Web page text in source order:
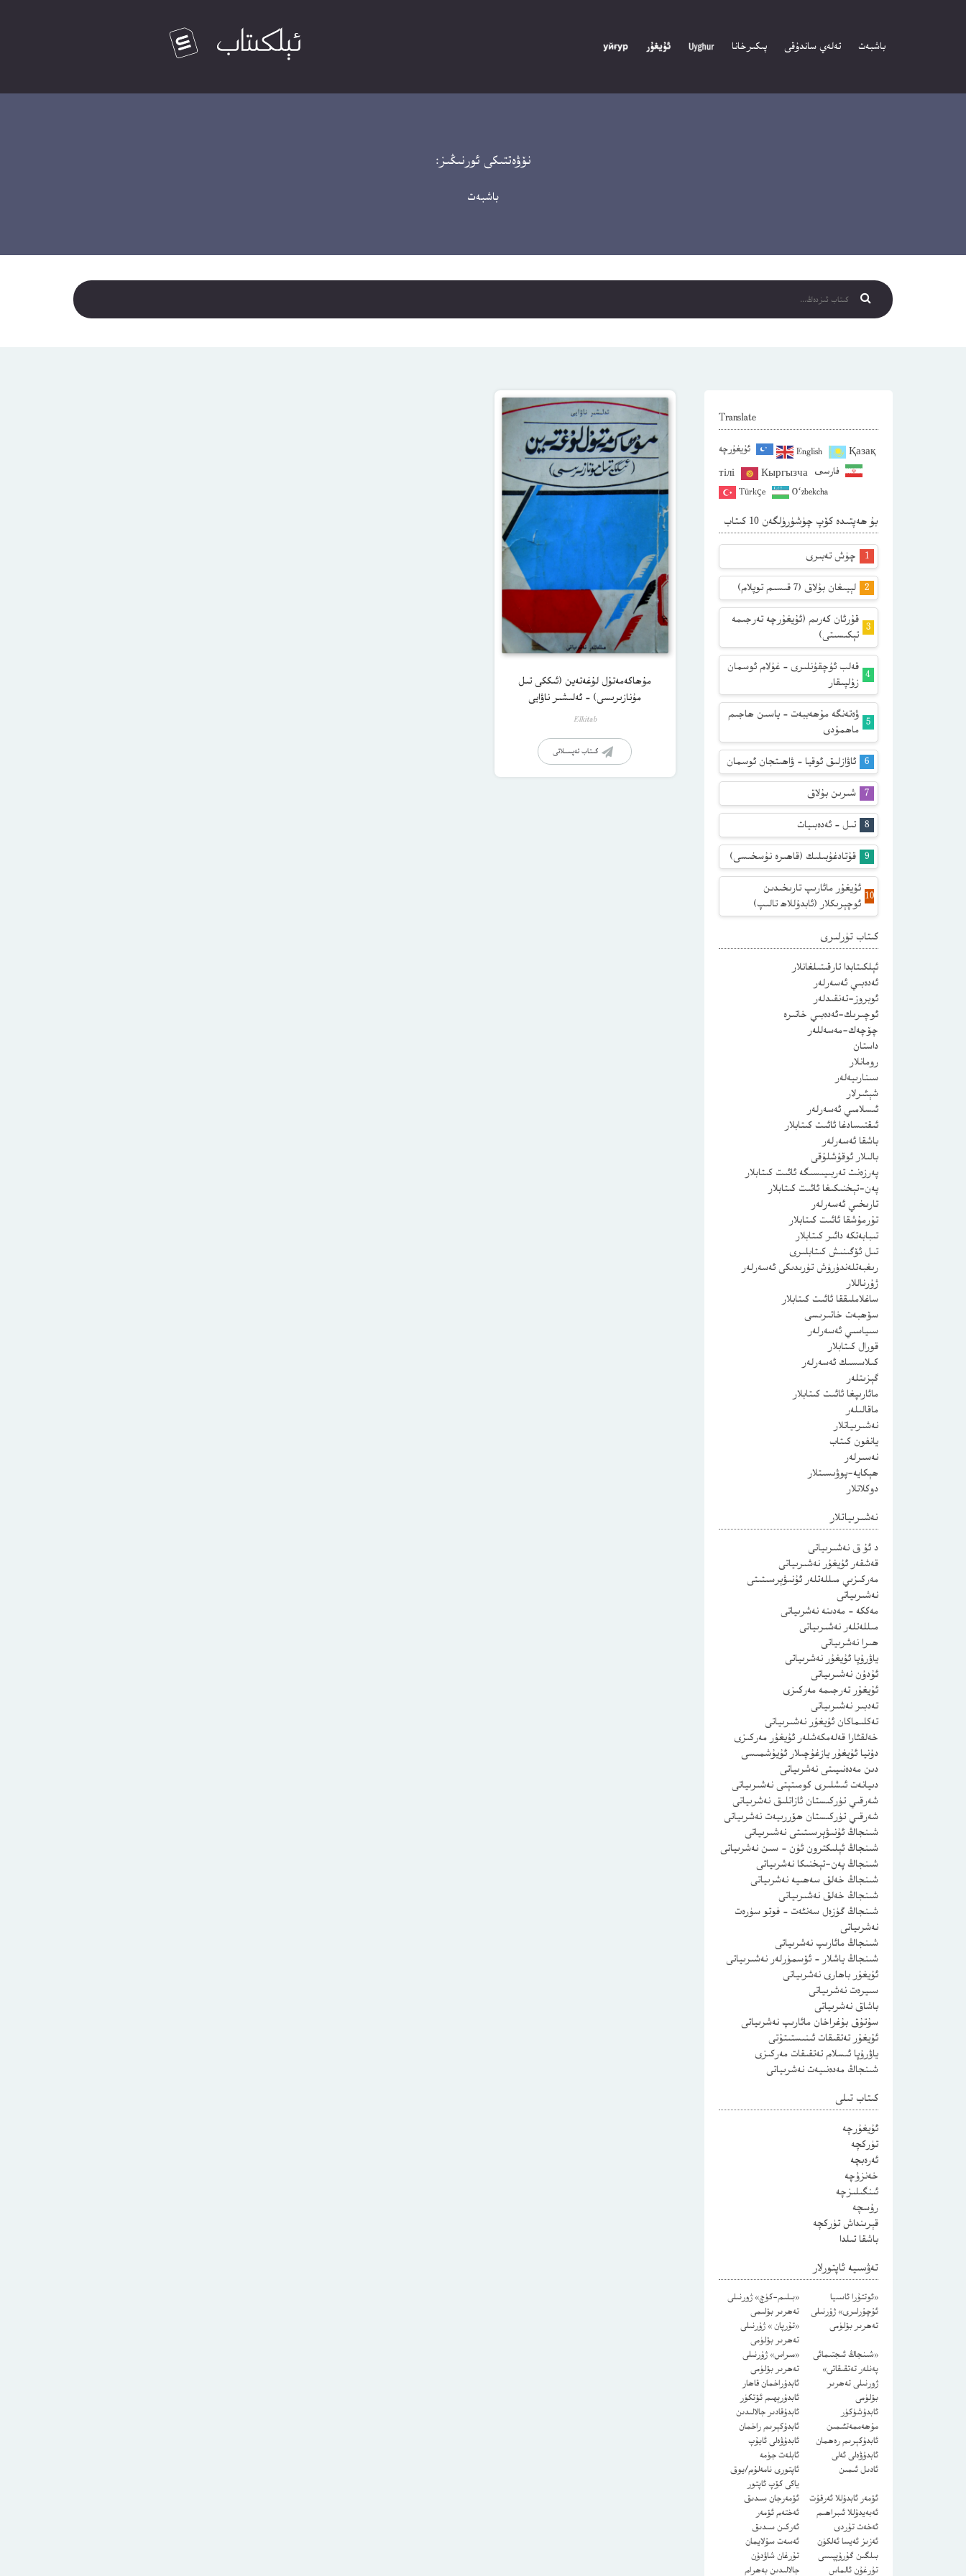
باشبەت تەلەي ساندۇقى پىكىرخانا
نۆۋەتتىكى ئورنىڭىز:
باشبەت
مۇھاكەمەتۇل لۇغەتەين (ئىككى تىل
مۇنازىرىسى) – ئەلىشىر ناۋايى
Elkitab
كىتاب تەپسىلاتى
Translate
ئۇيغۇرچە English
Қазақ
тілі
Кыргызча فارسی
Türkçe
O‘zbekcha
بۇ ھەپتىدە كۆپ چۈشۈرۈلگەن 10 كىتاب
چۈش تەبىرى
لېيىغان بۇلاق (7 قىسىم توپلام)
قۇرئان كەرىم (ئۇيغۇرچە تەرجىمە
تېكىسىتى)
قەلب ئۇچقۇنلىرى – غۇلام ئوسمان
زۇلپىقار
ۋەتەنگە مۇھەببەت – ياسىن ھاجىم
ماھمۇدى
ئاۋازلىق ئوقيا – ۋاھىتجان ئوسمان
شىرىن بۇلاق
تىل – ئەدەبىيات
قۇتادغۇبىلىك (قاھىرە نۇسخىسى)
ئۇيغۇر مائارىپ تارىخىدىن
ئوچېرىكلار (ئابدۇللاھ تالىپ)
كىتاب تۈرلىرى
ئېلكىتابدا تارقىتىلغانلار
ئەدەبىي ئەسەرلەر
ئوبروز-تەنقىدلەر
ئوچىرىك-ئەدەبىي خاتىرە
چۆچەك-مەسەللەر
داستان
رومانلار
سىنارىيەلەر
شېئىرلار
ئىسلامىي ئەسەرلەر
ئىقتىسادغا ئائىت كىتابلار
باشقا ئەسەرلەر
بالىلار ئوقۇشلۇقى
پەرزەنت تەربىيىسىگە ئائىت كىتابلار
پەن-تېخنىكىغا ئائىت كىتابلار
تارىخىي ئەسەرلەر
تۇرمۇشقا ئائىت كىتابلار
تىبابەتكە دائىر كىتابلار
تىل ئۆگىنىش كىتابلىرى
رىغبەتلەندۈرۈش تۈرىدىكى ئەسەرلەر
ژۇرناللار
ساغلاملىققا ئائىت كىتابلار
سۆھبەت خاتىرىسى
سىياسىي ئەسەرلەر
قورال كىتابلار
كىلاسسىك ئەسەرلەر
گېزىتلەر
مائارىپغا ئائىت كىتابلار
ماقالىلەر
نەشىرىياتلار
يانفون كىتاب
نەسىرلەر
ھېكايە-پوۋىسىتلار
دوكلاتلار
نەشىرىياتلار
د ئۇ ق نەشىرىياتى
قەشقەر ئۇيغۇر نەشىرىياتى
مەركىزىي مىللەتلەر ئۇنىۋېرسىتىتى
نەشىرىياتى
مەككە – مەدىنە نەشرىياتى
مىللەتلەر نەشىرىياتى
ھىرا نەشرىياتى
ياۋرۇپا ئۇيغۇر نەشرىياتى
ئۇدۇن نەشىرىياتى
ئۇيغۇر تەرجىمە مەركىزى
تەدبىر نەشىرىياتى
تەكلىماكان ئۇيغۇر نەشىرىياتى
خەلقئارا قەلەمكەشلەر ئۇيغۇر مەركىزى
دۇنيا ئۇيغۇر يازغۇچىلار ئۇيۇشمىسى
دىن مەدەنىيىتى نەشرىياتى
دىيانەت ئىشلىرى كومىتېتى نەشىرىياتى
شەرقىي تۈركىستان ئازاتلىق نەشرىياتى
شەرقىي تۈركىستان ھۆررىيەت نەشرىياتى
شىنجاڭ ئۇنىۋېرسىتىتى نەشىرىياتى
شىنجاڭ ئېلىكترون ئۈن – سىن نەشرىياتى
شىنجاڭ پەن-تېخنىكا نەشرىياتى
شىنجاڭ خەلق سەھىيە نەشرىياتى
شىنجاڭ خەلق نەشىرىياتى
شىنجاڭ گۈزەل سەنئەت – فوتو سۈرەت
نەشرىياتى
شىنجاڭ مائارىپ نەشرىياتى
شىنجاڭ ياشلار – ئۆسمۈرلەر نەشىرىياتى
ئۇيغۇر باھارى نەشرىياتى
سىيرەت نەشرىياتى
باشاق نەشرىياتى
سۇتۇق بۇغراخان مائارىپ نەشرىياتى
ئۇيغۇر تەتقىقات ئىنىستىتۇتى
ياۋرۇپا ئىسلام تەتقىقات مەركىزى
شىنجاڭ مەدەنىيەت نەشرىياتى
كىتاب تىلى
ئۇيغۇرچە
تۈركچە
ئەرەبچە
خەنزۇچە
ئىنگىلىزچە
رۇسچە
قېرىنداش تۈركچە
باشقا تىلدا
تەۋسىيە ئاپتورلار
«ئوتتۇرا ئاسىيا
ئۇچۇرلىرى» ژۇرنىلى
تەھرىر بۆلۈمى
«بىلىم-كۈچ» ژورنىلى
تەھرىر بۆلىمى
«تۇرپان » ژۇرنىلى
تەھرىر بۆلۈمى
«شىنجاڭ ئىجتىمائى
پەنلەر تەتقىقاتى»
ژورنىلى تەھرىر
بۆلۈمى
«مىراس» ژۇرنىلى
تەھرىر بۆلۈمى
ئابدۇراخمان قاھار
ئابدۇرېھىم ئۆتكۈر
ئابدۇشۈكۈر
مۇھەممەتئىمىن
ئابدۇقادىر جالالىدىن
ئابدۇكېرىم راخمان
ئابدۇكېرىم رەھمان
ئابدۇۋەلى ئايۇپ
ئابدۇۋەلى ئەلى
ئابلەت جۈمە
ئادىل ئىمىن
ئاپتورى نامەلۇم/يوق
ياكى كۆپ ئاپتور
ئۆمەر ئابدۇللا ئەرقۇت
ئۆمەرجان سىدىق
ئەبەيدۇللا ئىبراھىم
ئەختەم ئۆمەر
ئەخەت تۇردى
ئەركىن سىدىق
ئەزىز ئەيسا ئەلكۈن
ئەسەت سۇلايمان
بىلگىن گۇرۇپپىسى
تۇرغان شاۋدۇن
تۇرغۇن ئالماس
جالالىدىن بەھرام